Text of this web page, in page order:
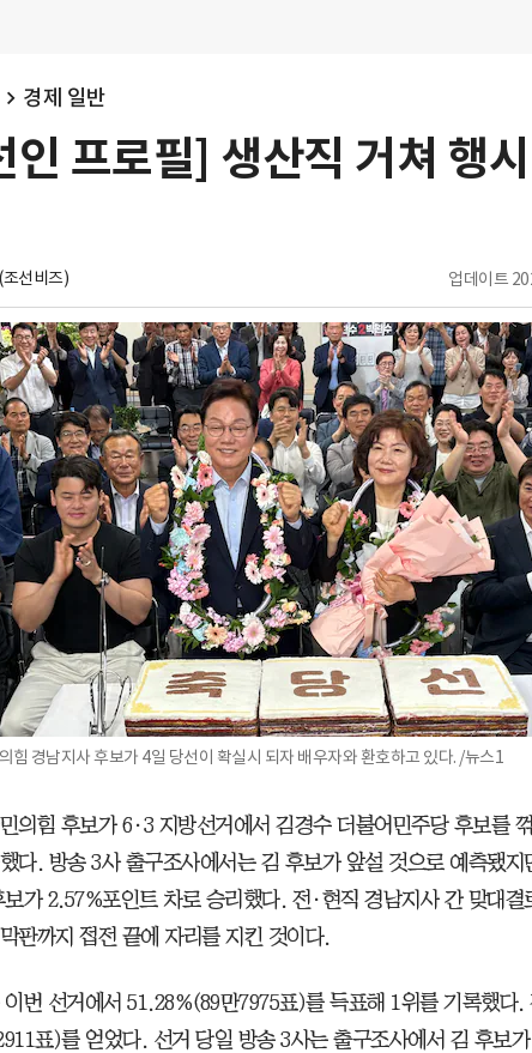
경제 일반
인 프로필] 생산직 거쳐 행
선비즈) 업데이트
힘 경남지사 후보가 4일 당선이 확실시 되자 배우자와 환호하고 있다. /뉴스1
의힘 후보가 6·3 지방선거에서 김경수 더불어민주당 후보를
다. 방송 3사 출구조사에서는 김 후보가 앞설 것으로 예측됐
가 2.57%포인트 차로 승리했다. 전·현직 경남지사 간 맞대결
판까지 접전 끝에 자리를 지킨 것이다.
이번 선거에서 51.28%(89만7975표)를 득표해 1위를 기록했다.
표)를 얻었다. 선거 당일 방송 3사는 출구조사에서 김 후보